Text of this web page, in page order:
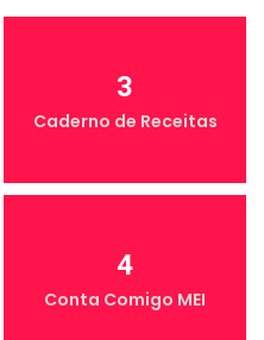
3
Caderno de Receitas
4
Conta Comigo MEI